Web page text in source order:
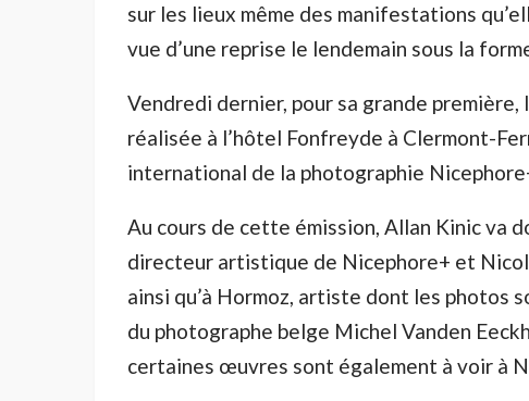
sur les lieux même des manifestations
vue d’une reprise le lendemain sous la
Vendredi dernier, pour sa grande première,
réalisée à l’hôtel Fonfreyde à Clermont-
international de la photographie
Au cours de cette émission, Allan Kinic va
directeur artistique de Nicephore+ et
ainsi qu’à Hormoz, artiste dont les photos
du photographe belge Michel Vanden
certaines œuvres sont également à voir à